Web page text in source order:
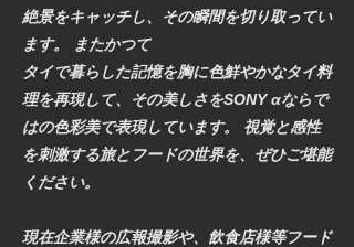
絶景をキャッチし、その瞬間を切り取ってい
ます。 またかつて
タイで暮らした記憶を胸に色鮮やかなタイ料
理を再現して、その美しさをSONY αならで
はの色彩美で表現しています。 視覚と感性
を刺激する旅とフードの世界を、ぜひご堪能
ください。
現在企業様の広報撮影や、飲食店様等フード